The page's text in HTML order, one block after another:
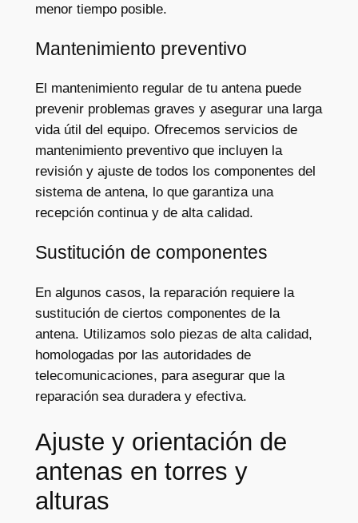
menor tiempo posible.
Mantenimiento preventivo
El mantenimiento regular de tu antena puede
prevenir problemas graves y asegurar una larga
vida útil del equipo. Ofrecemos servicios de
mantenimiento preventivo que incluyen la
revisión y ajuste de todos los componentes del
sistema de antena, lo que garantiza una
recepción continua y de alta calidad.
Sustitución de componentes
En algunos casos, la reparación requiere la
sustitución de ciertos componentes de la
antena. Utilizamos solo piezas de alta calidad,
homologadas por las autoridades de
telecomunicaciones, para asegurar que la
reparación sea duradera y efectiva.
Ajuste y orientación de
antenas en torres y
alturas